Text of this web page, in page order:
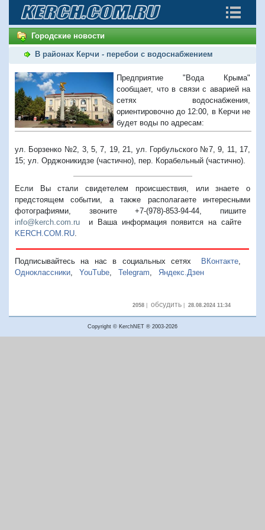
Городские новости
В районах Керчи - перебои с водоснабжением
Предприятие "Вода Крыма"
сообщает, что в связи с аварией на
сетях водоснабжения,
ориентировочно до 12:00, в Керчи не
будет воды по адресам:
ул. Борзенко №2, 3, 5, 7, 19, 21, ул. Горбульского №7, 9, 11, 17,
15; ул. Орджоникидзе (частично), пер. Корабельный (частично).
Если Вы стали свидетелем происшествия, или знаете о
предстоящем событии, а также располагаете интересными
фотографиями, звоните +7-(978)-853-94-44, пишите
info@kerch.com.ru и Ваша информация появится на сайте
KERCH.COM.RU
Подписывайтесь на нас в социальных сетях ВКонтакте,
Одноклассники
YouTube Telegram Яндекс.Дзен
2058| обсудить| 28.08.2024 11:34
Copyright © KerchNET ® 2003-2026